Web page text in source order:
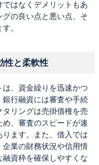
はなくデメリットもあ
の良い点と悪い点、そ
。
性と柔軟性
、資金繰りを迅速かつ
行融資には審査や手続
リングは売掛債権を売
、審査のスピードが速
ります。また、借入では
業の財務状況や信用情
資枠を確保しやすくな